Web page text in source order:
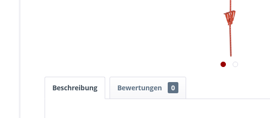
Beschreibung Bewertungen 0